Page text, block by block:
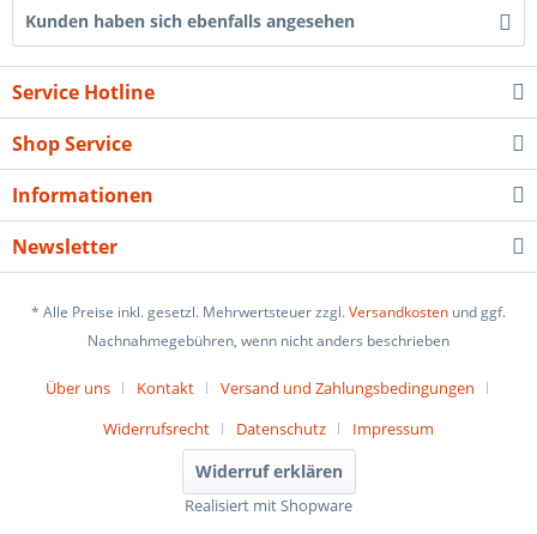
Kunden haben sich ebenfalls angesehen
Service Hotline
Shop Service
Informationen
Newsletter
* Alle Preise inkl. gesetzl. Mehrwertsteuer zzgl.Versandkosten und ggf.
Nachnahmegebühren, wenn nicht anders beschrieben
Über uns Kontakt
Versand und Zahlungsbedingungen
Widerrufsrecht
Datenschutz Impressum
Widerruf erklären
Realisiert mit Shopware